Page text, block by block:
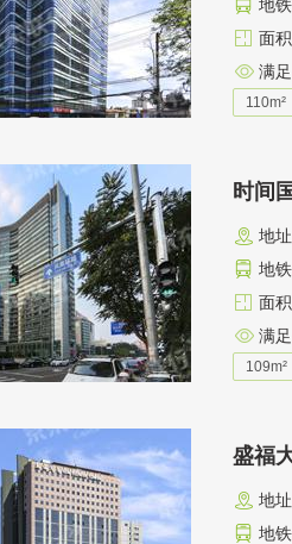
地
面
满
110m²
时间
地
地
面
满
109m²
盛福
地
地